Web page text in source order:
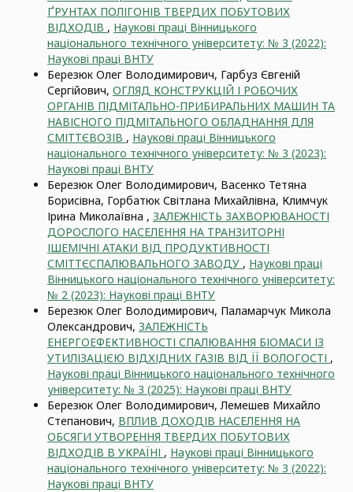
ҐРУНТАХ ПОЛІГОНІВ ТВЕРДИХ ПОБУТОВИХ
ВІДХОДІВ , Наукові праці Вінницького
національного технічного університету: № 3 (2022):
Наукові праці ВНТУ
Березюк Олег Володимирович, Гарбуз Євгеній
Сергійович, ОГЛЯД КОНСТРУКЦІЙ І РОБОЧИХ
ОРГАНІВ ПІДМІТАЛЬНО-ПРИБИРАЛЬНИХ МАШИН ТА
НАВІСНОГО ПІДМІТАЛЬНОГО ОБЛАДНАННЯ ДЛЯ
СМІТТЄВОЗІВ , Наукові праці Вінницького
національного технічного університету: № 3 (2023):
Наукові праці ВНТУ
Березюк Олег Володимирович, Васенко Тетяна
Борисівна, Горбатюк Світлана Михайлівна, Климчук
Ірина Миколаївна , ЗАЛЕЖНІСТЬ ЗАХВОРЮВАНОСТІ
ДОРОСЛОГО НАСЕЛЕННЯ НА ТРАНЗИТОРНІ
ІШЕМІЧНІ АТАКИ ВІД ПРОДУКТИВНОСТІ
СМІТТЄСПАЛЮВАЛЬНОГО ЗАВОДУ , Наукові праці
Вінницького національного технічного університету:
№ 2 (2023): Наукові праці ВНТУ
Березюк Олег Володимирович, Паламарчук Микола
Олександрович, ЗАЛЕЖНІСТЬ
ЕНЕРГОЕФЕКТИВНОСТІ СПАЛЮВАННЯ БІОМАСИ ІЗ
УТИЛІЗАЦІЄЮ ВІДХІДНИХ ГАЗІВ ВІД ЇЇ ВОЛОГОСТІ ,
Наукові праці Вінницького національного технічного
університету: № 3 (2025): Наукові праці ВНТУ
Березюк Олег Володимирович, Лемешев Михайло
Степанович, ВПЛИВ ДОХОДІВ НАСЕЛЕННЯ НА
ОБСЯГИ УТВОРЕННЯ ТВЕРДИХ ПОБУТОВИХ
ВІДХОДІВ В УКРАЇНІ , Наукові праці Вінницького
національного технічного університету: № 3 (2022):
Наукові праці ВНТУ